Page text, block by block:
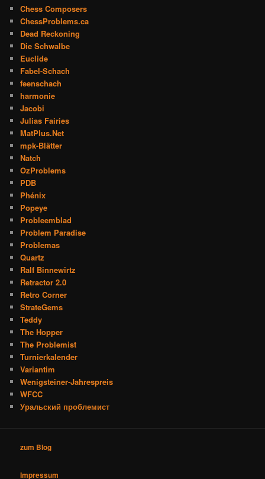
Chess Composers
ChessProblems.ca
Dead Reckoning
Die Schwalbe
Euclide
Fabel-Schach
feenschach
harmonie
Jacobi
Julias Fairies
MatPlus.Net
mpk-Blätter
Natch
OzProblems
PDB
Phénix
Popeye
Probleemblad
Problem Paradise
Problemas
Quartz
Ralf Binnewirtz
Retractor 2.0
Retro Corner
StrateGems
Teddy
The Hopper
The Problemist
Turnierkalender
Variantim
Wenigsteiner-Jahrespreis
WFCC
Уральский проблемист
zum Blog
Impressum